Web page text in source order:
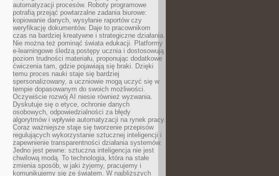
automatyzacji procesów. Roboty programowe
potrafią przejąć powtarzalne zadania biurowe:
kopiowanie danych, wysyłanie raportów czy
weryfikację dokumentów. Daje to pracownikom
czas na bardziej kreatywne i strategiczne działania.
Nie można też pominąć świata edukacji. Platformy
e-learningowe śledzą postępy ucznia i dostosowują
poziom trudności materiału, proponując dodatkowe
ćwiczenia tam, gdzie pojawiają się braki. Dzięki
temu proces nauki staje się bardziej
spersonalizowany, a uczniowie mogą uczyć się w
tempie dopasowanym do swoich możliwości.
Oczywiście rozwój AI niesie również wyzwania.
Dyskutuje się o etyce, ochronie danych
osobowych, odpowiedzialności za błędy
algorytmów i wpływie automatyzacji na rynek pracy.
Coraz ważniejsze staje się tworzenie przepisów
regulujących wykorzystanie sztucznej inteligencji i
zapewnienie transparentności działania systemów.
Jedno jest pewne: sztuczna inteligencja nie jest
chwilową modą. To technologia, która na stałe
zmienia sposób, w jaki żyjemy, pracujemy i
komunikujemy się ze światem. W najbliższych